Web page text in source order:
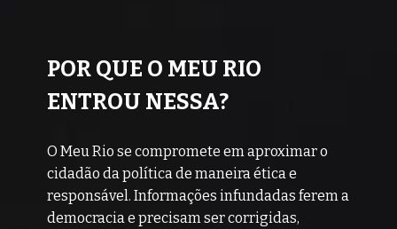
POR QUE O MEU RIO
ENTROU NESSA?
O Meu Rio se compromete em aproximar o
cidadão da política de maneira ética e
responsável. Informações infundadas ferem a
democracia e precisam ser corrigidas,